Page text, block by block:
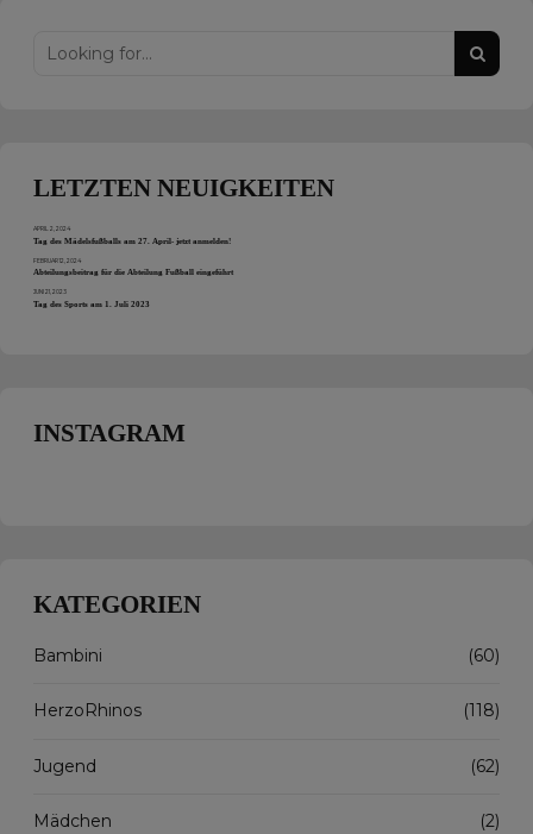
LETZTEN NEUIGKEITEN
APRIL 2, 2024
Tag des Mädelsfußballs am 27. April- jetzt anmelden!
FEBRUAR 12, 2024
Abteilungsbeitrag für die Abteilung Fußball eingeführt
JUNI 21, 2023
Tag des Sports am 1. Juli 2023
INSTAGRAM
KATEGORIEN
Bambini (60)
HerzoRhinos (118)
Jugend (62)
Mädchen (2)